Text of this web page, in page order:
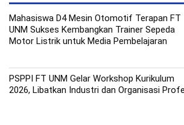
Mahasiswa D4 Mesin Otomotif Terapan FT
UNM Sukses Kembangkan Trainer Sepeda
Motor Listrik untuk Media Pembelajaran
PSPPI FT UNM Gelar Workshop Kurikulum
2026, Libatkan Industri dan Organisasi